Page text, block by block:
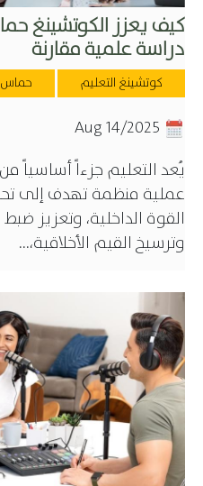
كيف يعزز الكوتشينغ
دراسة علمية مقارنة
كوتشينغ التعليم حماس
يُعد التعليم جزءاً أساسياً
عملية منظمة تهدف إلى
القوة الداخلية، وتعزيز ضبط
وترسيخ القيم الأخلاقية،...